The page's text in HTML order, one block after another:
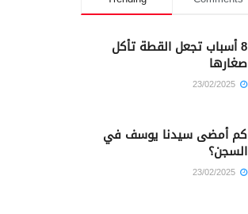
8 أسباب تجعل القطة تأكل
صغارها
كم أمضى سيدنا يوسف في
السجن؟